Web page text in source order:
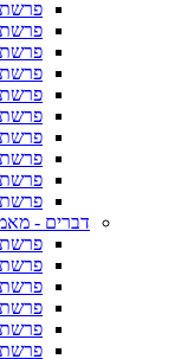
פרשת
דברים -
פרשת